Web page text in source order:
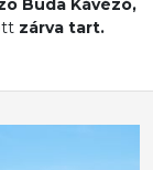
Buda Kávézó,
zárva tart.